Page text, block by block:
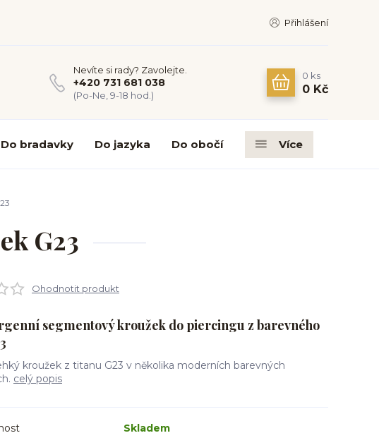
Přihlášení
Nevíte si rady? Zavolejte.
+420 731 681 038
(Po-Ne, 9-18 hod.)
0 ks
0 Kč
Do bradavky Do jazyka Do obočí Více
G23
Ohodnotit produkt
segmentový kroužek do piercingu z barevného
kroužek z titanu G23 v několika moderních barevných
celý popis
Skladem